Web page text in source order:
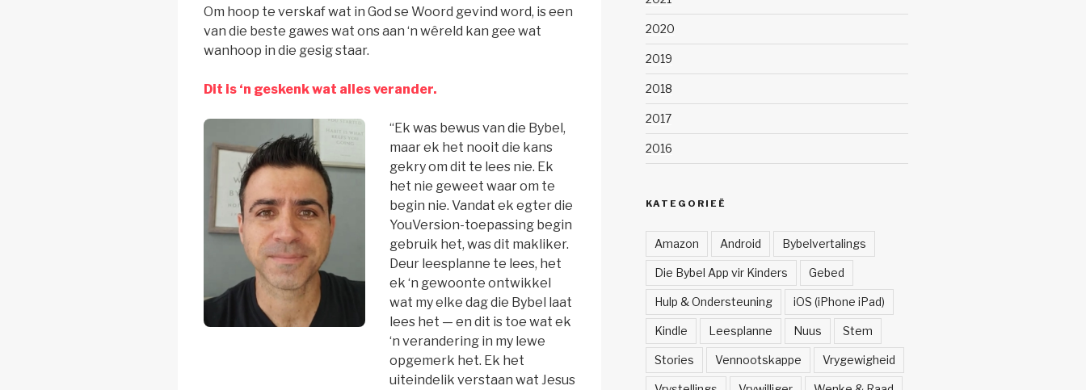
Om hoop te verskaf wat in God se Woord gevind word, is een
van die beste gawes wat ons aan ‘n wêreld kan gee wat
wanhoop in die gesig staar.
Dit is ‘n geskenk wat alles verander.
“Ek was bewus van die Bybel,
maar ek het nooit die kans
gekry om dit te lees nie. Ek
het nie geweet waar om te
begin nie. Vandat ek egter die
YouVersion-toepassing begin
gebruik het, was dit makliker.
Deur leesplanne te lees, het
ek ‘n gewoonte ontwikkel
wat my elke dag die Bybel laat
lees het — en dit is toe wat ek
‘n verandering in my lewe
opgemerk het. Ek het
uiteindelik verstaan wat Jesus
2020
2019
2018
2017
2016
KATEGORIEË
Amazon Android Bybelvertalings
Die Bybel App vir Kinders Gebed
Hulp & Ondersteuning iOS (iPhone iPad)
Kindle Leesplanne Nuus Stem
Stories Vennootskappe Vrygewigheid